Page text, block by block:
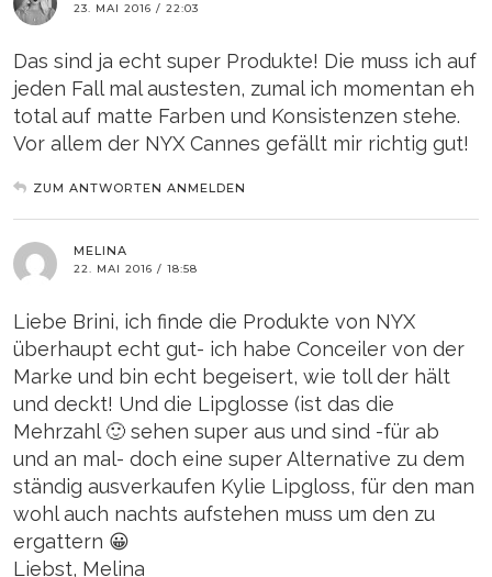
23. MAI 2016 / 22:03
Das sind ja echt super Produkte! Die muss ich auf
jeden Fall mal austesten, zumal ich momentan eh
total auf matte Farben und Konsistenzen stehe.
Vor allem der NYX Cannes gefällt mir richtig gut!
ZUM ANTWORTEN ANMELDEN
MELINA
22. MAI 2016 / 18:58
Liebe Brini, ich finde die Produkte von NYX
überhaupt echt gut- ich habe Conceiler von der
Marke und bin echt begeisert, wie toll der hält
und deckt! Und die Lipglosse (ist das die
Mehrzahl 🙂 sehen super aus und sind -für ab
und an mal- doch eine super Alternative zu dem
ständig ausverkaufen Kylie Lipgloss, für den man
wohl auch nachts aufstehen muss um den zu
ergattern 😀
Liebst, Melina